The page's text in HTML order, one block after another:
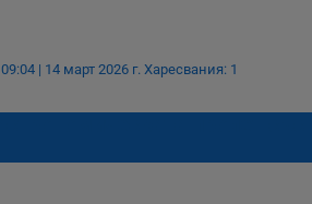
09:04 | 14 март 2026 г. Харесвания: 1